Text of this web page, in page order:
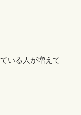
いる人が増えて